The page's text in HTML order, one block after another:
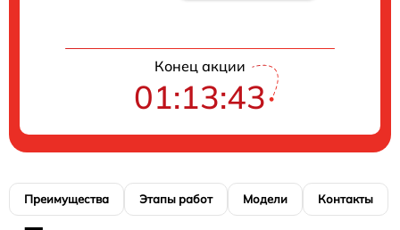
Конец акции
01:13:42
Преимущества Этапы работ Модели Контакты